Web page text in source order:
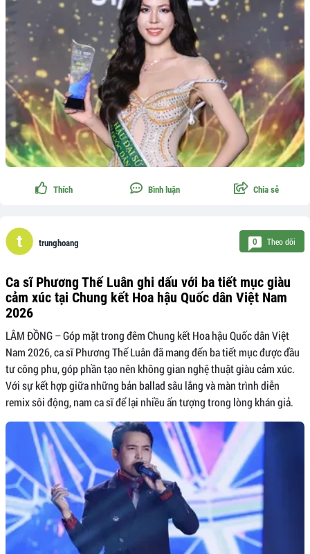
Thích Bình luận Chia sẻ
trunghoang 0 Theo dõi
Ca sĩ Phương Thế Luân ghi dấu với ba tiết mục giàu
cảm xúc tại Chung kết Hoa hậu Quốc dân Việt Nam
2026
LÂM ĐỒNG – Góp mặt trong đêm Chung kết Hoa hậu Quốc dân Việt
Nam 2026, ca sĩ Phương Thế Luân đã mang đến ba tiết mục được đầu
tư công phu, góp phần tạo nên không gian nghệ thuật giàu cảm xúc.
Với sự kết hợp giữa những bản ballad sâu lắng và màn trình diễn
remix sôi động, nam ca sĩ để lại nhiều ấn tượng trong lòng khán giả.